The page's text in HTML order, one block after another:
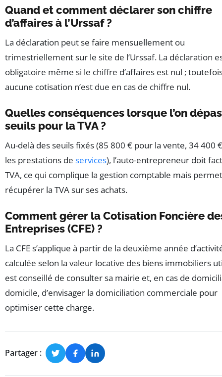
Quand et comment déclarer son chiffre
d’affaires à l’Urssaf ?
La déclaration peut se faire mensuellement ou
trimestriellement sur le site de l’Urssaf. La déclaration
obligatoire même si le chiffre d’affaires est nul ;
aucune cotisation n’est due en cas de chiffre nul.
Quelles conséquences lorsque l’on
seuils pour la TVA ?
Au-delà des seuils fixés (85 800 € pour la vente, 34 400
les prestations de services), l’auto-entrepreneur doit
TVA, ce qui complique la gestion comptable mais
récupérer la TVA sur ses achats.
Comment gérer la Cotisation Foncière
Entreprises (CFE) ?
La CFE s’applique à partir de la deuxième année
calculée selon la valeur locative des biens immobiliers
est conseillé de consulter sa mairie et, en cas de
domicile, d’envisager la domiciliation commerciale pour
optimiser cette charge.
Partager :